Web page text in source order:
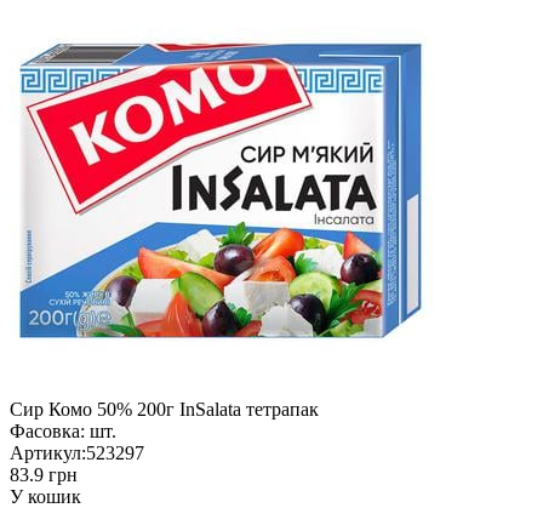
Сир Комо 50% 200г InSalata тетрапак
Фасовка: шт.
Артикул:523297
83.9 грн
У кошик